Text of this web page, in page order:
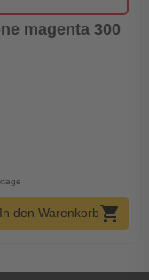
magenta 300
Menge
In den Warenkorbshopping_cart